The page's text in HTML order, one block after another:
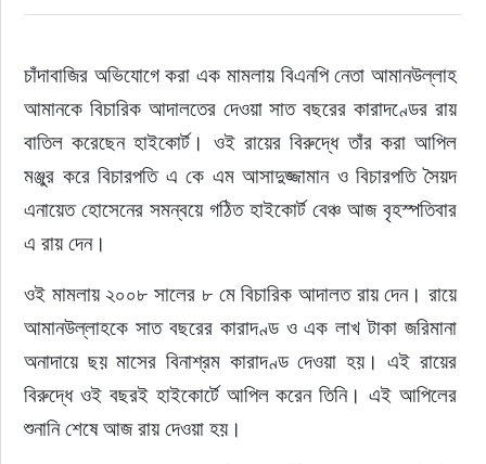
চাঁদাবাজির অভিযোগে করা এক মামলায় বিএনপি নেতা আমানউল্লাহ
আমানকে বিচারিক আদালতের দেওয়া সাত বছরের কারাদণ্ডের রায়
বাতিল করেছেন হাইকোর্ট। ওই রায়ের বিরুদ্ধে তাঁর করা আপিল
মঞ্জুর করে বিচারপতি এ কে এম আসাদুজ্জামান ও বিচারপতি সৈয়দ
এনায়েত হোসেনের সমন্বয়ে গঠিত হাইকোর্ট বেঞ্চ আজ বৃহস্পতিবার
এ রায় দেন।
ওই মামলায় ২০০৮ সালের ৮ মে বিচারিক আদালত রায় দেন। রায়ে
আমানউল্লাহকে সাত বছরের কারাদণ্ড ও এক লাখ টাকা জরিমানা
অনাদায়ে ছয় মাসের বিনাশ্রম কারাদণ্ড দেওয়া হয়। এই রায়ের
বিরুদ্ধে ওই বছরই হাইকোর্টে আপিল করেন তিনি। এই আপিলের
শুনানি শেষে আজ রায় দেওয়া হয়।